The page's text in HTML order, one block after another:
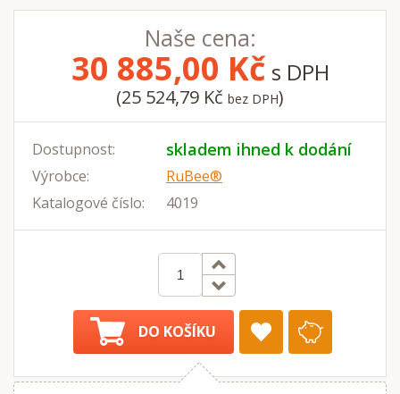
Naše cena:
30 885,00 Kč s DPH
(25 524,79 Kč bez DPH)
Dostupnost: skladem ihned k dodání
Výrobce:
RuBee®
Katalogové číslo:
4019
DO KOŠÍKU